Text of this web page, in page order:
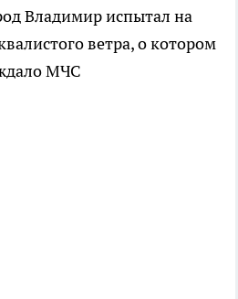
Владимир испытал на
ветра, о котором
МЧС